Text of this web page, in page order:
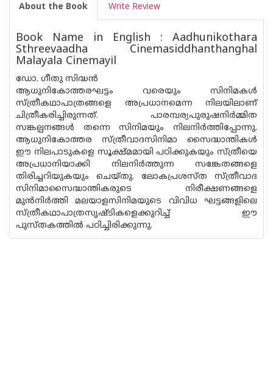
About the Book Write Review
Book Name in English : Aadhunikothara
Sthreevaadha Cinemasiddhanthanghal
Malayala Cinemayil
ഡോ. ഗീതു സിദ്ധൻ
ആധുനികോത്തരഘട്ടം വരെയും സിനിമകൾ
സ്ത്രീകഥാപാത്രങ്ങളെ അപ്രധാനമെന്ന നിലയിലാണ്
ചിത്രീകരിച്ചിരുന്നത്. പാരമ്പര്യപുരുഷനിർമ്മിത
സങ്കല്പനങ്ങൾ തന്നെ സിനിമയും നിലനിർത്തിപ്പോന്നു.
ആധുനികോത്തര സ്ത്രീവാദസിനിമാ സൈദ്ധാന്തികൾ
ഈ നിലപാടുകളെ സൂക്ഷ്മമായി പഠിക്കുകയും സ്ത്രീയെ
അപ്രധാനിയാക്കി നിലനിർത്തുന്ന സങ്കേതങ്ങളെ
തിരിച്ചറിയുകയും ചെയ്തു. ലോകപ്രശസ്ത സ്ത്രീവാദ
സിനിമാസൈദ്ധാന്തികരുടെ നിരീക്ഷണങ്ങളെ
മുൻനിർത്തി മലയാളസിനിമയുടെ വിവിധ ഘട്ടങ്ങളിലെ
സ്ത്രീകഥാപാത്രസൃഷ്ടികളെക്കുറിച്ച് ഈ
പുസ്തകത്തിൽ പഠിച്ചിരിക്കുന്നു.